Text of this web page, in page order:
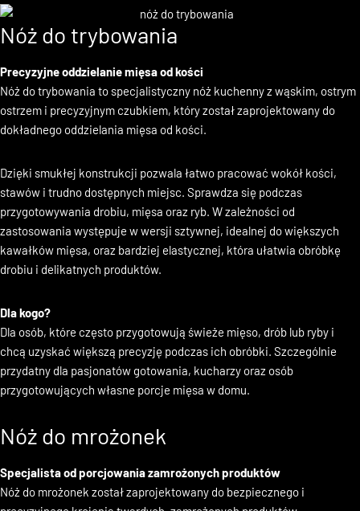
Nóż do trybowania
Precyzyjne oddzielanie mięsa od kości
Nóż do trybowania to specjalistyczny nóż kuchenny z wąskim, ostrym
ostrzem i precyzyjnym czubkiem, który został zaprojektowany do
Dzięki smukłej konstrukcji pozwala łatwo pracować wokół kości,
stawów i trudno dostępnych miejsc. Sprawdza się podczas
przygotowywania drobiu, mięsa oraz ryb. W zależności od
zastosowania występuje w wersji sztywnej, idealnej do większych
kawałków mięsa, oraz bardziej elastycznej, która ułatwia obróbkę
Dla kogo?
Dla osób, które często przygotowują świeże mięso, drób lub ryby i
chcą uzyskać większą precyzję podczas ich obróbki. Szczególnie
przydatny dla pasjonatów gotowania, kucharzy oraz osób
Nóż do mrożonek
Specjalista od porcjowania zamrożonych produktów